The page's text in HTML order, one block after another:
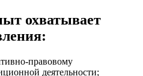
охватывает
правовому
деятельности;